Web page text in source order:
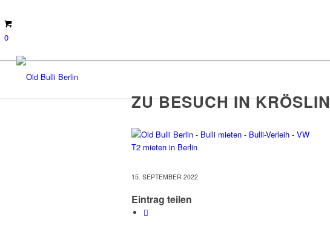
0
ZU BESUCH IN KRÖSLIN
15. SEPTEMBER 2022
Eintrag teilen